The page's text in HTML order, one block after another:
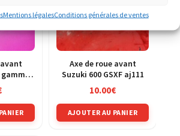
Mentions légalesConditions générales de ventes
gamma
Axe de roue avant
Suzuki 600 GSXF aj111
10.00€
AJOUTER AU PANIER